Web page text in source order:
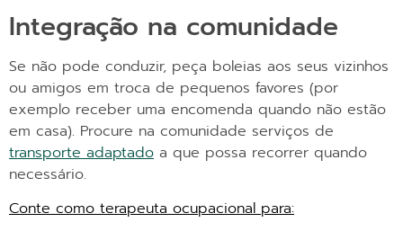
Integração na comunidade
Se não pode conduzir, peça boleias aos seus vizinhos
ou amigos em troca de pequenos favores (por
exemplo receber uma encomenda quando não estão
em casa). Procure na comunidade serviços de
transporte adaptado a que possa recorrer quando
necessário.
Conte como terapeuta ocupacional para: